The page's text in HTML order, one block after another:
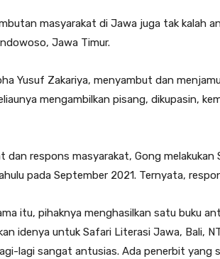
masyarakat di Jawa juga tak kalah
Jawa Timur.
Yusuf Zakariya, menyambut dan
mengambilkan pisang, dikupasin,
dan respons masyarakat, Gong
pada September 2021. Ternyata,
itu, pihaknya menghasilkan satu buku
idenya untuk Safari Literasi Jawa, Bali,
lagi sangat antusias. Ada penerbit yang